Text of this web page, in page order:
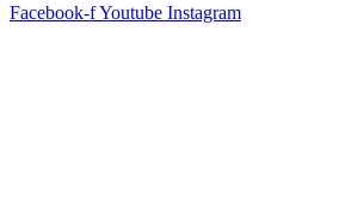
Facebook-fYoutube Instagram